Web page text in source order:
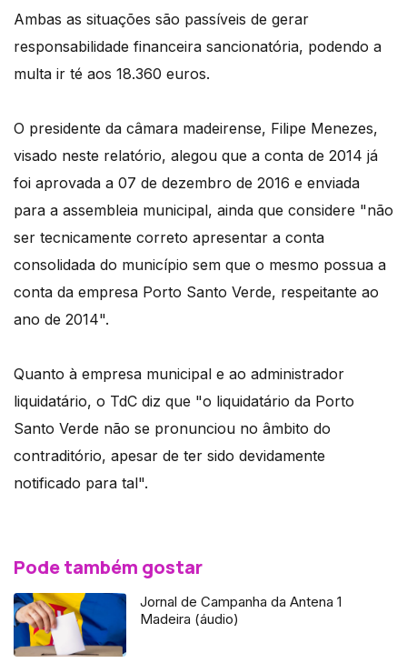
Ambas as situações são passíveis de gerar
responsabilidade financeira sancionatória, podendo a
multa ir té aos 18.360 euros.
O presidente da câmara madeirense, Filipe Menezes,
visado neste relatório, alegou que a conta de 2014 já
foi aprovada a 07 de dezembro de 2016 e enviada
para a assembleia municipal, ainda que considere "não
ser tecnicamente correto apresentar a conta
consolidada do município sem que o mesmo possua a
conta da empresa Porto Santo Verde, respeitante ao
ano de 2014".
Quanto à empresa municipal e ao administrador
liquidatário, o TdC diz que "o liquidatário da Porto
Santo Verde não se pronunciou no âmbito do
contraditório, apesar de ter sido devidamente
notificado para tal".
Pode também gostar
Jornal de Campanha da Antena 1
Madeira (áudio)